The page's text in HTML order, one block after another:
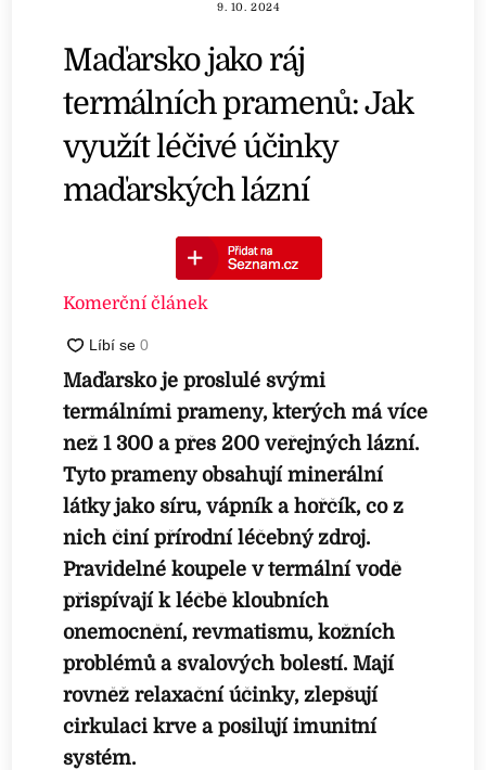
9. 10. 2024
Maďarsko jako ráj
termálních pramenů: Jak
využít léčivé účinky
maďarských lázní
Komerční článek
Maďarsko je proslulé svými
termálními prameny, kterých má více
než 1 300 a přes 200 veřejných lázní.
Tyto prameny obsahují minerální
látky jako síru, vápník a hořčík, co z
nich činí přírodní léčebný zdroj.
Pravidelné koupele v termální vodě
přispívají k léčbě kloubních
onemocnění, revmatismu, kožních
problémů a svalových bolestí. Mají
rovněž relaxační účinky, zlepšují
cirkulaci krve a posilují imunitní
systém.